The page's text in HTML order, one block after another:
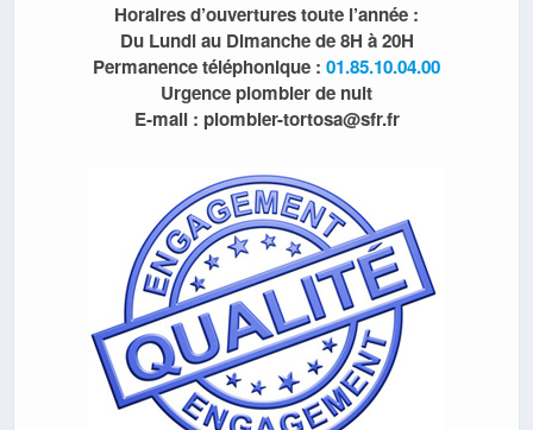
Horaires d’ouvertures toute l’année :
Du Lundi au Dimanche de 8H à 20H
Permanence téléphonique : 01.85.10.04.00
Urgence plombier de nuit
E-mail : plombier-tortosa@sfr.fr